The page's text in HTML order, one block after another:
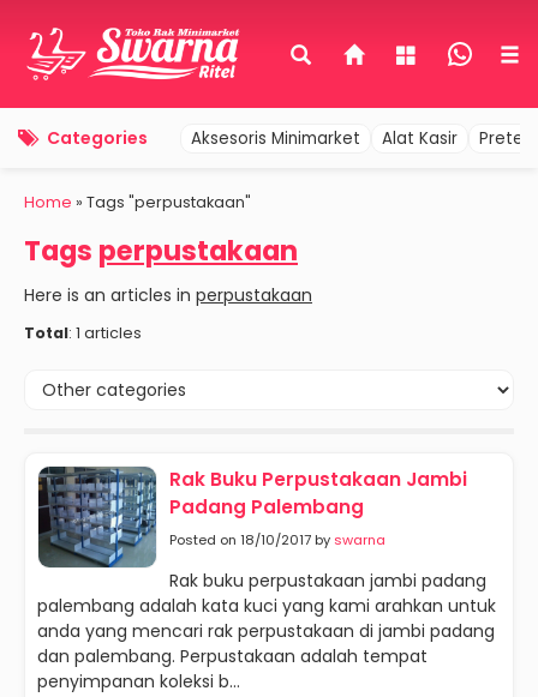
Categories Aksesoris Minimarket Alat Kasir
Home » Tags "perpustakaan"
Tags perpustakaan
Here is an articles in perpustakaan
Total: 1 articles
Rak Buku Perpustakaan Jambi
Padang Palembang
Posted on 18/10/2017 by swarna
Rak buku perpustakaan jambi padang
palembang adalah kata kuci yang kami arahkan untuk
anda yang mencari rak perpustakaan di jambi padang
dan palembang. Perpustakaan adalah tempat
penyimpanan koleksi b...